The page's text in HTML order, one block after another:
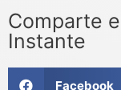
Comparte
Instante
Facebook